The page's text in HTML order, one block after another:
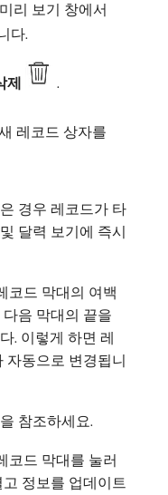
리 보기 창에서
다.
제 .
레코드 상자를
경우 레코드가 타
달력 보기에 즉시
코드 막대의 여백
음 막대의 끝을
. 이렇게 하면 레
자동으로 변경됩니
을 참조하세요.
코드 막대를 눌러
정보를 업데이트